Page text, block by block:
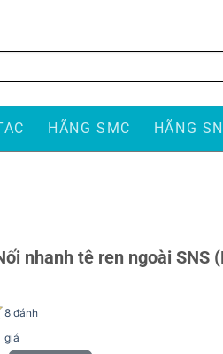
HÃNG SMC HÃNG
nhanh tê ren ngoài SNS
8 đánh
giá